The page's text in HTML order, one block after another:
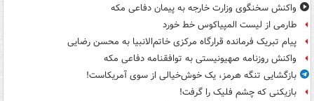
واکنش سخنگوی وزارت خارجه به پیمان دفاعی مکه
طارمی از لیست المپیاکوس خط خورد
پیام تبریک فرمانده قرارگاه مرکزی خاتم‌الانبیا به محسن رضایی
واکنش روزنامه صهیونیستی به توافقنامه دفاعی مکه
بازگشایی تنگه هرمز، یک خوش‌خیالی از سوی آمریکاست!
بازیکنی که چشم فلیک را گرفت!